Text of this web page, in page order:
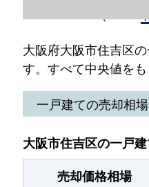
大阪府大阪市住吉区
す。すべて中央値をも
一戸建ての売却相場
大阪市住吉区の一戸
売却価格相場